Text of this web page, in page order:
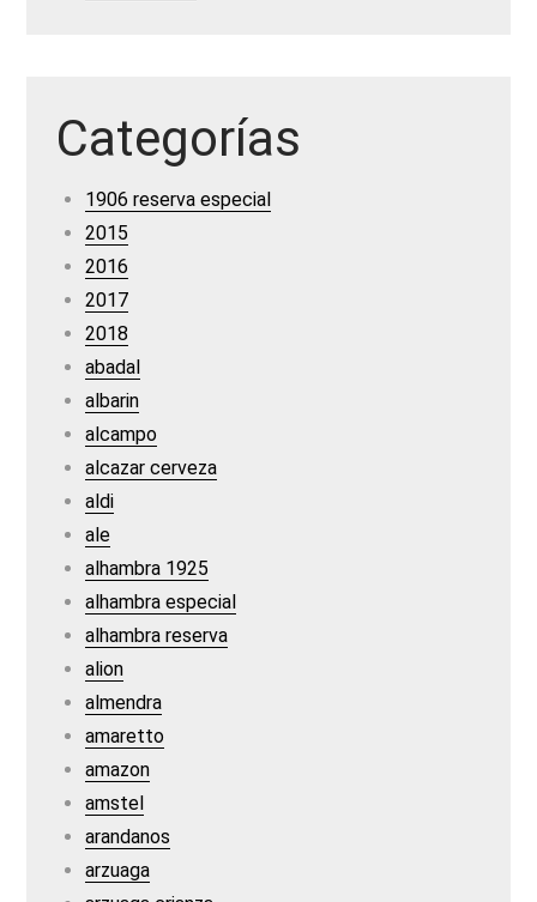
Categorías
1906 reserva especial
2015
2016
2017
2018
abadal
albarin
alcampo
alcazar cerveza
aldi
ale
alhambra 1925
alhambra especial
alhambra reserva
alion
almendra
amaretto
amazon
amstel
arandanos
arzuaga